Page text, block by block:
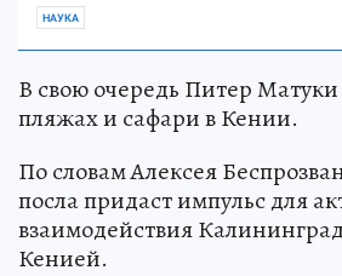
НАУКА
В свою очередь Питер Матуки
пляжах и сафари в Кении.
По словам Алексея
посла придаст импульс для
взаимодействия
Кенией.